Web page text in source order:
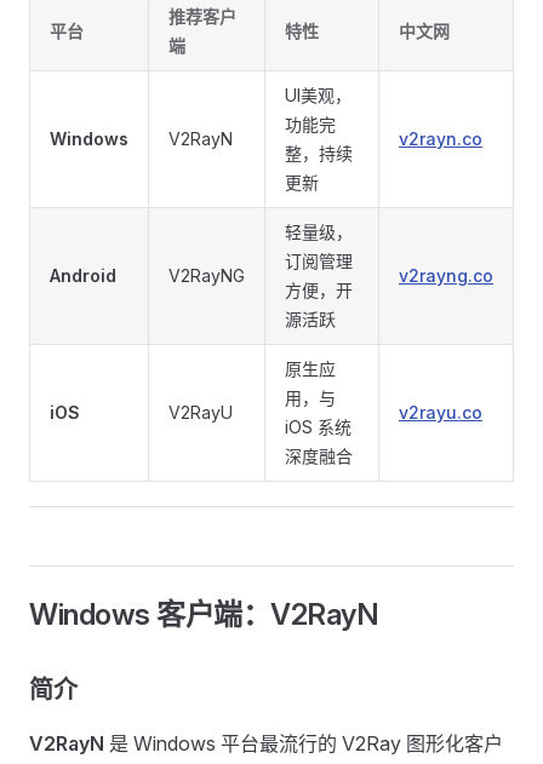
平台
推荐客户
端
特性 中文网
Windows V2RayN
UI美观，
功能完
整，持续
更新
v2rayn.co
Android V2RayNG
轻量级，
订阅管理
方便，开
源活跃
v2rayng.co
iOS V2RayU
原生应
用，与
iOS 系统
深度融合
v2rayu.co
Windows 客户端：V2RayN
简介
V2RayN 是 Windows 平台最流行的 V2Ray 图形化客户